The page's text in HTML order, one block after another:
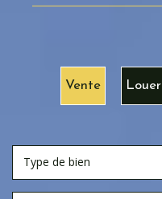
Vente Louer
Type de bien